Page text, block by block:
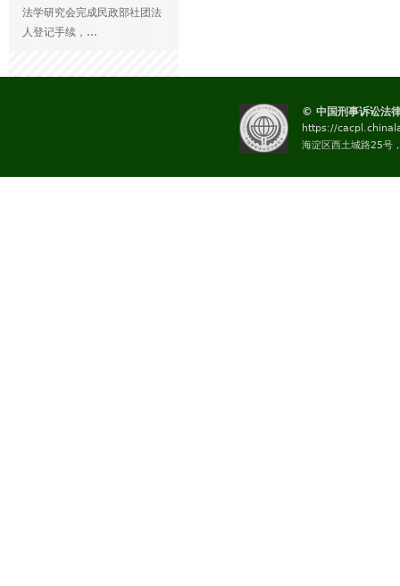
法学研究会完成民政部社团法
人登记手续，...
© 中国刑事诉讼法
https://
海淀区西土城路25号